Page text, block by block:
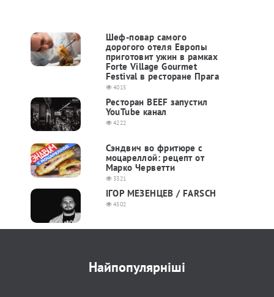
Шеф-повар самого
дорогого отеля Европы
приготовит ужин в рамках
Forte Village Gourmet
Festival в ресторане Прага
4015
Ресторан BEEF запустил
YouTube канал
4222
Сэндвич во фритюре с
моцареллой: рецепт от
Марко Черветти
3321
ІГОР МЕЗЕНЦЕВ / FARSCH
4502
Найпопулярніші